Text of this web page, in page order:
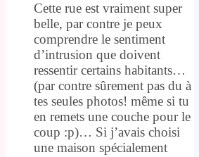
Cette rue est vraiment super
belle, par contre je peux
comprendre le sentiment
d’intrusion que doivent
ressentir certains habitants…
(par contre sûrement pas du à
tes seules photos! même si tu
en remets une couche pour le
coup :p)… Si j’avais choisi
une maison spécialement